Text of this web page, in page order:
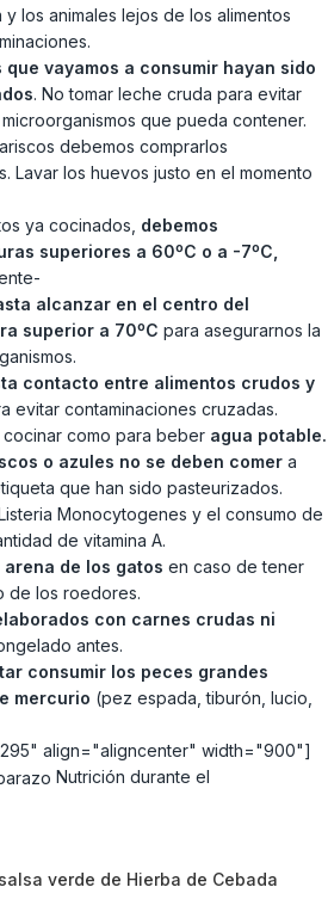
los animales lejos de los alimentos
vayamos a consumir hayan sido
. No tomar leche cruda para evitar
que pueda contener.
debemos comprarlos
Lavar los huevos justo en el momento
ya cocinados, debemos
superiores a 60ºC o a -7ºC,
alcanzar en el centro del
superior a 70ºC para asegurarnos la
contacto entre alimentos crudos y
evitar contaminaciones cruzadas.
como para beber agua potable.
o azules no se deben comer a
que han sido pasteurizados.
Monocytogenes y el consumo de
de vitamina A.
de los gatos en caso de tener
de los roedores.
con carnes crudas ni
antes.
consumir los peces grandes
mercurio (pez espada, tiburón, lucio,
align="aligncenter" width="900"]
Nutrición durante el
verde de Hierba de Cebada